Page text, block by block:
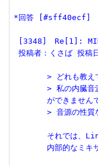
*回答 [#sff40ecf]
[3348]　Re[1]:
投稿者：くさば
> どれも教え
> 私の内臓音
ができませんで
> 音源の性質
それでは、
内部的なミキ